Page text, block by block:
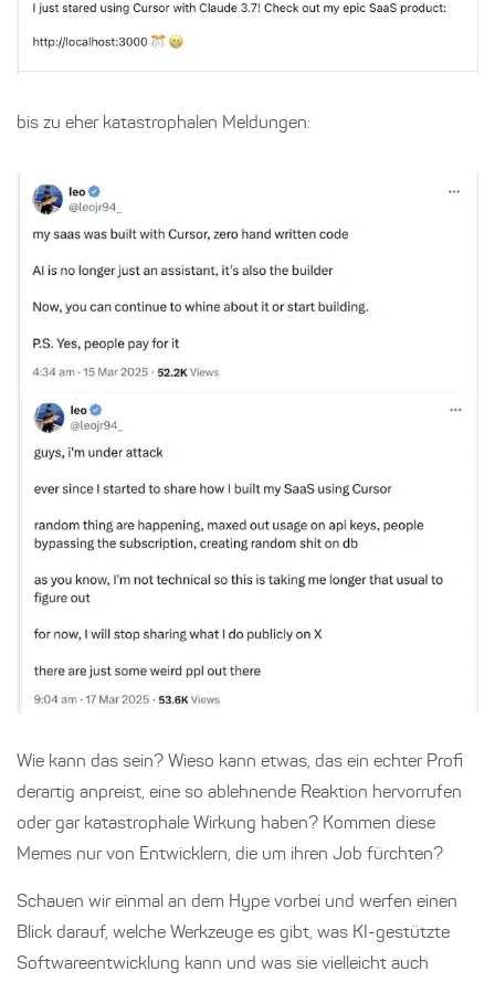
bis zu eher katastrophalen Meldungen:
Wie kann das sein? Wieso kann etwas, das ein echter Profi
derartig anpreist, eine so ablehnende Reaktion hervorrufen
oder gar katastrophale Wirkung haben? Kommen diese
Memes nur von Entwicklern, die um ihren Job fürchten?
Schauen wir einmal an dem Hype vorbei und werfen einen
Blick darauf, welche Werkzeuge es gibt, was KI-gestützte
Softwareentwicklung kann und was sie vielleicht auch